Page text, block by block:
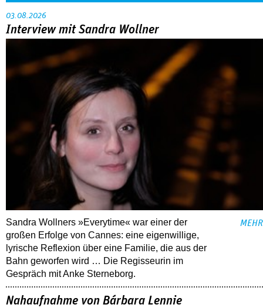
03.08.2026
Interview mit Sandra Wollner
Sandra Wollners »Everytime« war einer der
großen Erfolge von Cannes: eine eigenwillige,
lyrische Reflexion über eine ­Familie, die aus der
Bahn geworfen wird … Die Regisseurin im
Gespräch mit Anke Sterneborg.
MEHR
Nahaufnahme von Bárbara Lennie